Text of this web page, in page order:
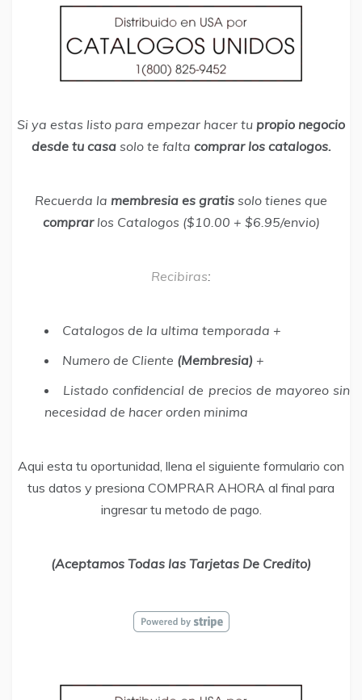
Si ya estas listo para empezar hacer tu propio negocio
desde tu casasolo te falta comprar los catalogos.
Recuerda la membresia es gratis solo tienes que
comprarlos Catalogos ($10.00 + $6.95/envio)
Recibiras:
Catalogos de la ultima temporada +
Numero de Cliente (Membresia) +
Listado confidencial de precios de mayoreo sin
necesidad de hacer orden minima
Aqui esta tu oportunidad, llena el siguiente formulario con
tus datos y presiona COMPRAR AHORA al final para
ingresar tu metodo de pago.
(Aceptamos Todas las Tarjetas De Credito)